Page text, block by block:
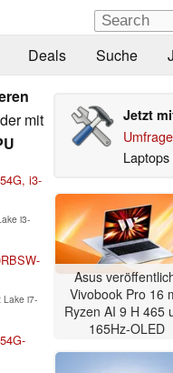
Deals Suche
mit
i3-
i3-
Lake i7-
Jetzt
Asus
Vivobook Pro 16
Ryzen AI 9 H 465
165Hz-OLED